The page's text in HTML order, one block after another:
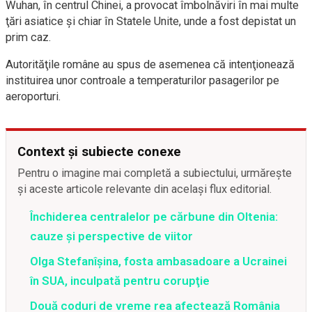
Wuhan, în centrul Chinei, a provocat îmbolnăviri în mai multe
ţări asiatice şi chiar în Statele Unite, unde a fost depistat un
prim caz.
Autorităţile române au spus de asemenea că intenţionează
instituirea unor controale a temperaturilor pasagerilor pe
aeroporturi.
Context și subiecte conexe
Pentru o imagine mai completă a subiectului, urmărește
și aceste articole relevante din același flux editorial.
Închiderea centralelor pe cărbune din Oltenia:
cauze și perspective de viitor
Olga Stefanîşina, fosta ambasadoare a Ucrainei
în SUA, inculpată pentru corupţie
Două coduri de vreme rea afectează România